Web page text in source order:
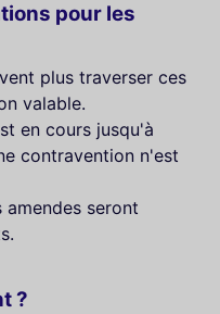
pour les
plus traverser ces
valable.
en cours jusqu'à
contravention n'est
seront
?